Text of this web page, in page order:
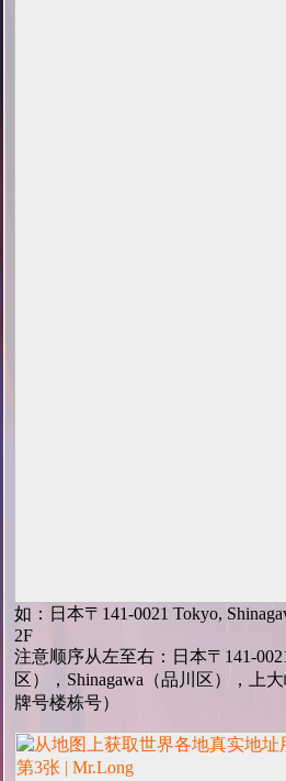
如：日本〒141-0021 Tokyo,
2F
注意顺序从左至右：日本〒141-
区），Shinagawa（品川区），上
牌号楼栋号）